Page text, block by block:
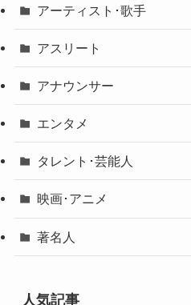
アーティスト･歌手
アスリート
アナウンサー
エンタメ
タレント･芸能人
映画･アニメ
著名人
人気記事